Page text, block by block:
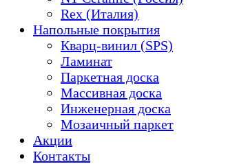
Rex (Италия)
Напольные покрытия
Кварц-винил (SPS)
Ламинат
Паркетная доска
Массивная доска
Инженерная доска
Мозаичный паркет
Акции
Контакты